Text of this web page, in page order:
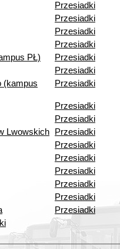
Przesiadki
Przesiadki
Przesiadki
Przesiadki
PŁ)
Przesiadki
Przesiadki
(kampus
Przesiadki
Przesiadki
Przesiadki
Lwowskich
Przesiadki
Przesiadki
Przesiadki
Przesiadki
Przesiadki
Przesiadki
Przesiadki